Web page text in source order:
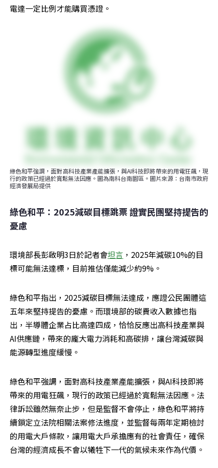
電達一定比例才能購買憑證。
綠色和平強調，面對高科技產業產能擴張，與AI科技即將帶來的用電狂飆，現
行的政策已經過於寬鬆無法因應。圖為南科台南園區。圖片來源：台南市政府
經濟發展局提供
綠色和平：2025減碳目標跳票 證實民團堅持提告的
憂慮
環境部長彭啟明3日於記者會坦言 ，2025年減碳10%的目
標可能無法達標，目前推估僅能減少約9%。
綠色和平指出，2025減碳目標無法達成，應證公民團體這
五年來堅持提告的憂慮。而環境部的碳費收入數據也指
出，半導體企業占比高達四成，恰恰反應出高科技產業與
AI供應鏈，帶來的龐大電力消耗和高碳排，讓台灣減碳與
能源轉型進度緩慢。
綠色和平強調，面對高科技產業產能擴張，與AI科技即將
帶來的用電狂飆，現行的政策已經過於寬鬆無法因應。法
律訴訟雖然無奈止步，但是監督不會停止，綠色和平將持
續鎖定立法院相關法案修法進度，並監督每兩年定期檢討
的用電大戶條款，讓用電大戶承擔應有的社會責任，確保
台灣的經濟成長不會以犧牲下一代的氣候未來作為代價。